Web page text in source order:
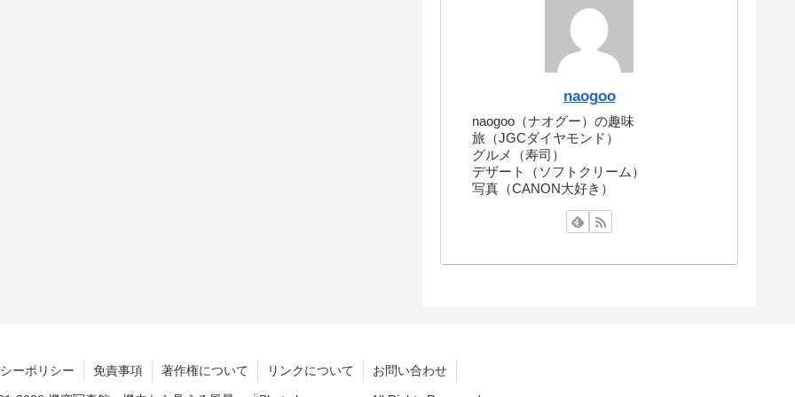
naogoo
naogoo（ナオグー）の趣味
旅（JGCダイヤモンド）
グルメ（寿司）
デザート（ソフトクリーム）
写真（CANON大好き）
ーポリシー 免責事項 著作権について リンクについて お問い合わせ